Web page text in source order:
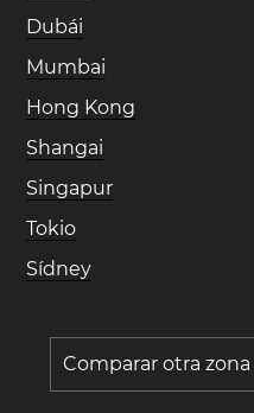
Dubái
Mumbai
Hong Kong
Shangai
Singapur
Tokio
Sídney
Comparar otra zona